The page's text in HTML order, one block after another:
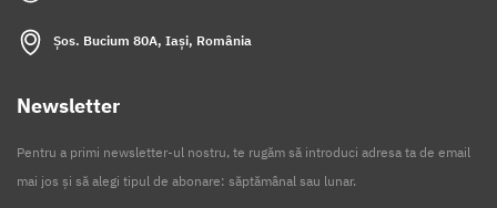
Șos. Bucium 80A, Iași, România
Newsletter
Pentru a primi newsletter-ul nostru, te rugăm să introduci adresa ta de email
mai jos și să alegi tipul de abonare: săptămânal sau lunar.